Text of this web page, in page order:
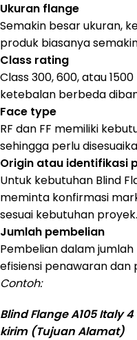
Ukuran flange
Semakin besar ukuran,
produk biasanya
Class rating
Class 300, 600, atau
ketebalan berbeda
Face type
RF dan FF memiliki
sehingga perlu
Origin atau identifikasi
Untuk kebutuhan Blind
meminta konfirmasi
sesuai kebutuhan proyek.
Jumlah pembelian
Pembelian dalam
efisiensi penawaran dan
Contoh:
Blind Flange A105 Italy 4
kirim (Tujuan Alamat)